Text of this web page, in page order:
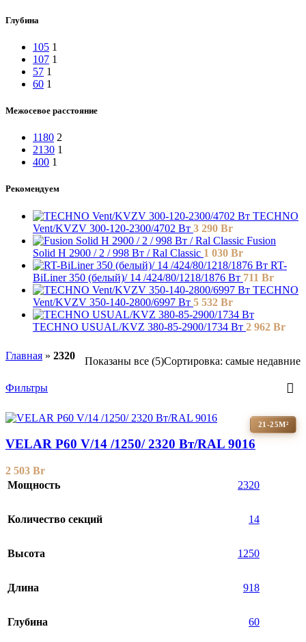
Глубина
105 1
107 1
57 1
60 1
Межосевое расстояние
1180 2
2130 1
400 1
Рекомендуем
TECHNO
Vent/KVZV 300-120-2300/4702 Вт 3 290 Br
Fusion
Solid H 2900 / 2 / 998 Вт / Ral Classic 1 030 Br
RT-
BiLiner 350 (белый)/ 14 /424/80/1218/1876 Вт 711 Br
TECHNO
Vent/KVZV 350-140-2800/6997 Вт 5 532 Br
TECHNO USUAL/KVZ 380-85-2900/1734 Вт 2 962 Br
Главная » 2320 Показаны все (5)Сортировка: самые недавние
Фильтры
21-25М²
VELAR P60 V/14 /1250/ 2320 Bт/RAL 9016
2 503 Br
Мощность
2320
Количество секций 14
Высота 1250
Длина 918
Глубина 60